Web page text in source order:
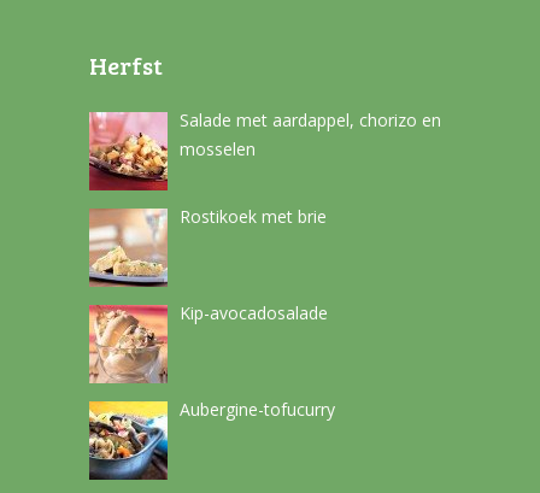
Herfst
Salade met aardappel, chorizo en
mosselen
Rostikoek met brie
Kip-avocadosalade
Aubergine-tofucurry